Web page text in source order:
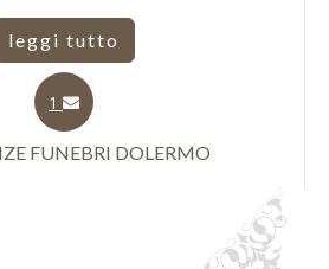
leggi tutto
1
FUNEBRI DOLERMO